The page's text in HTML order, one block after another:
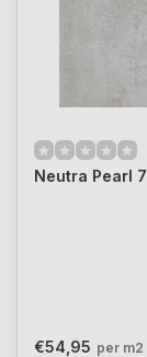
Neutra Pearl
€54,95 per m2